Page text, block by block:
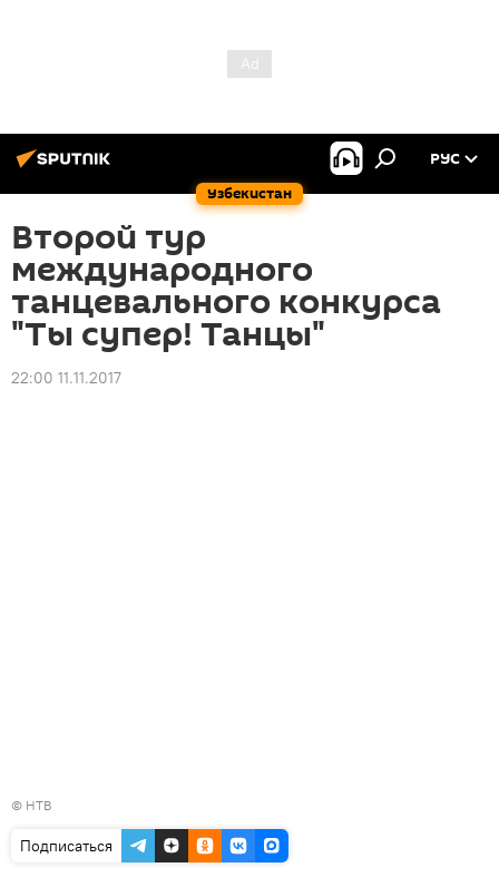
Узбекистан
РУС
Второй тур
международного
танцевального конкурса
"Ты супер! Танцы"
22:00 11.11.2017
© НТВ
Подписаться